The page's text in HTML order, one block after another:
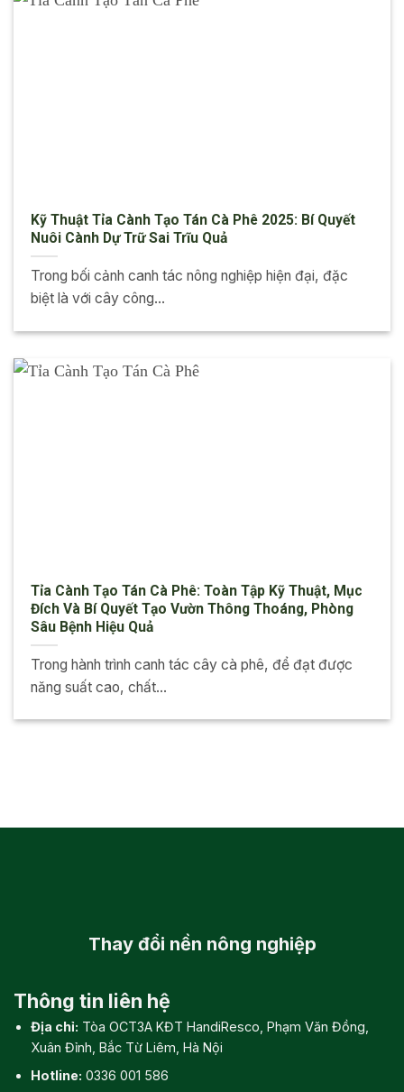
Kỹ Thuật Tỉa Cành Tạo Tán Cà Phê 2025: Bí Quyết
Nuôi Cành Dự Trữ Sai Trĩu Quả
Trong bối cảnh canh tác nông nghiệp hiện đại, đặc
biệt là với cây công...
Tỉa Cành Tạo Tán Cà Phê: Toàn Tập Kỹ Thuật, Mục
Đích Và Bí Quyết Tạo Vườn Thông Thoáng, Phòng
Sâu Bệnh Hiệu Quả
Trong hành trình canh tác cây cà phê, để đạt được
năng suất cao, chất...
Thay đổi nền nông nghiệp
Thông tin liên hệ
Địa chỉ: Tòa OCT3A KĐT HandiResco, Phạm Văn Đồng,
Xuân Đỉnh, Bắc Từ Liêm, Hà Nội
Hotline: 0336 001 586